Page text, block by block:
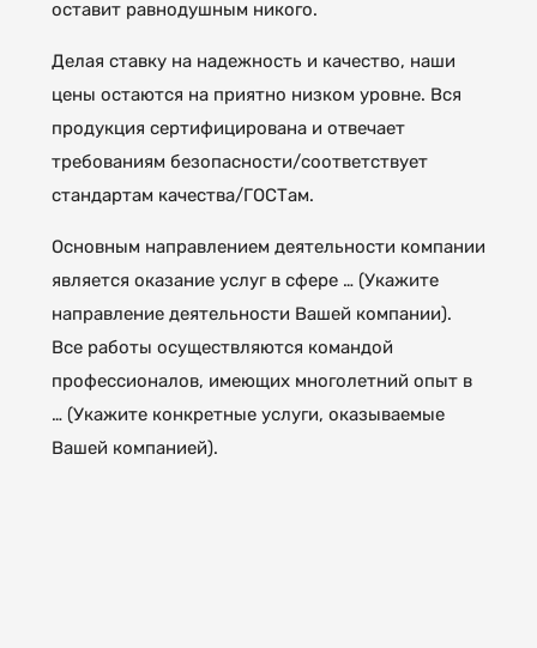
оставит равнодушным никого.
Делая ставку на надежность и качество, наши
цены остаются на приятно низком уровне. Вся
продукция сертифицирована и отвечает
требованиям безопасности/соответствует
стандартам качества/ГОСТам.
Основным направлением деятельности компании
является оказание услуг в сфере … (Укажите
направление деятельности Вашей компании).
Все работы осуществляются командой
профессионалов, имеющих многолетний опыт в
… (Укажите конкретные услуги, оказываемые
Вашей компанией).